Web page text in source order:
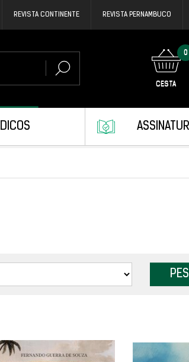
REVISTA CONTINENTE REVISTA PERNAMBUCO
0
CESTA